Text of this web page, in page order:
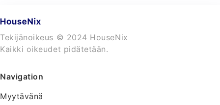
Tekijänoikeus © 2024 HouseNix
Kaikki oikeudet pidätetään.
Navigation
Myytävänä